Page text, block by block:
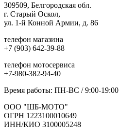
на
товара.
309509, Белгородская обл.
г. Старый Оскол,
ул. 1-й Конной Армии, д. 86
телефон магазина
+7 (903) 642-39-88
телефон мотосервиса
+7-980-382-94-40
Время работы: ПН-ВС / 9:00-19:00
ООО "ШБ-МОТО"
ОГРН 1223100010649
ИНН/КИО 3100005248